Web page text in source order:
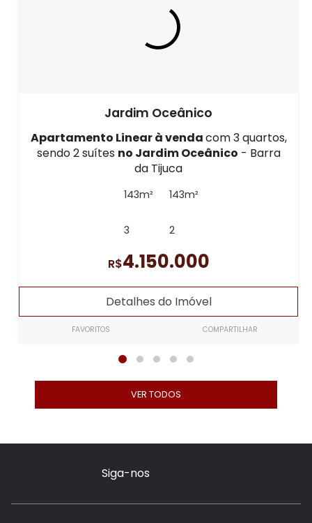
Jardim Oceânico
Apartamento Linear à vendacom 3 quartos,
sendo 2 suítes no Jardim Oceânico - Barra
da Tijuca
143m² 143m²
3 2
R$4.150.000
Detalhes do Imóvel
FAVORITOS COMPARTILHAR
VER TODOS
Siga-nos